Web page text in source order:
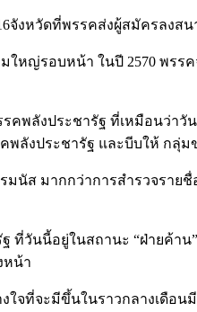
จังหวัดที่พรรคส่งผู้สมัครลงสน
หญ่รอบหน้า ในปี 2570 พร
พลังประชารัฐ ที่เหมือนว่าวั
ลังประชารัฐ และบีบให้ กลุ่
นัส มากกว่าการสำรวจราย
วันนี้อยู่ในสถานะ “ฝ่ายค้า
หน้า
จที่จะมีขึ้นในราวกลางเดือ